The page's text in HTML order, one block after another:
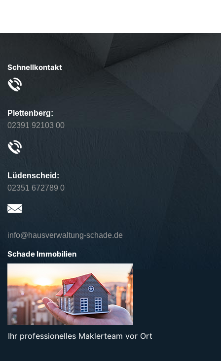
Schnellkontakt
Plettenberg:
02391 92103 00
Lüdenscheid:
02351 672789 0
info@hausverwaltung-schade.de
Schade Immobilien
Ihr professionelles Maklerteam vor Ort